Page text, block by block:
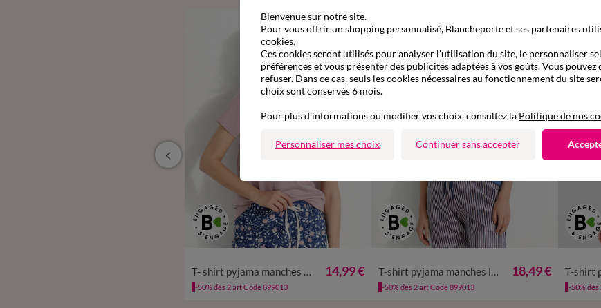
54
T- shirt pyjama manches courtes motif floral imprimé 14,99 €
-50% dès 2 art Code 899013
54
T-shirt pyjama manches longues motif floral imprimé 18,49 €
-50% dès 2 art Code 899013 -50%
Bienvenue sur notre site.
Pour vous offrir un shopping personnalisé, Blancheporte et ses partenaires
cookies.
Ces cookies seront utilisés pour analyser l'utilisation du site, le personnaliser
préférences et vous présenter des publicités adaptées à vos goûts. Vous pouvez
refuser. Dans ce cas, seuls les cookies nécessaires au fonctionnement du site
choix sont conservés 6 mois.
Pour plus d'informations ou modifier vos choix, consultez la Politique de nos
Personnaliser mes choix Continuer sans accepter